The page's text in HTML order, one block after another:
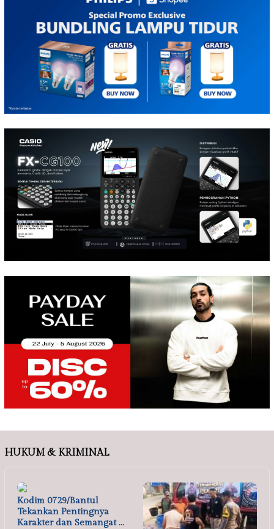
HUKUM & KRIMINAL
Kodim 0729/Bantul
Tekankan Pentingnya
Karakter dan Semangat …